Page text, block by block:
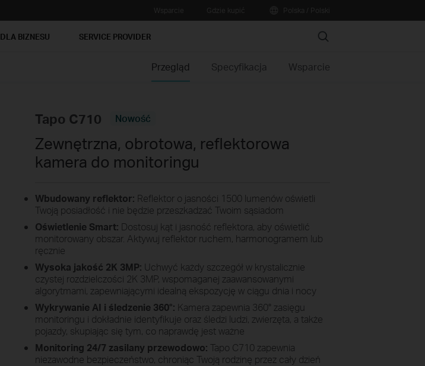
DLA BIZNESU SERVICE PROVIDER Search
Przegląd Specyfikacja Wsparcie
Tapo C710 Nowość
Zewnętrzna, obrotowa, reflektorowa
kamera do monitoringu
Wbudowany reflektor: Reflektor o jasności 1500 lumenów oświetli
Twoją posiadłość i nie będzie przeszkadzać Twoim sąsiadom
Oświetlenie Smart: Dostosuj kąt i jasność reflektora, aby oświetlić
monitorowany obszar. Aktywuj reflektor ruchem, harmonogramem lub
ręcznie
Wysoka jakość 2K 3MP: Uchwyć każdy szczegół w krystalicznie
czystej rozdzielczości 2K 3MP, wspomaganej zaawansowanymi
algorytmami, zapewniającymi idealną ekspozycję w ciągu dnia i nocy
Wykrywanie AI i śledzenie 360°: Kamera zapewnia 360° zasięgu
monitoringu i dokładnie identyfikuje oraz śledzi ludzi, zwierzęta, a także
pojazdy, skupiając się tym, co naprawdę jest ważne
Monitoring 24/7 zasilany przewodowo: Tapo C710 zapewnia
niezawodne bezpieczeństwo, chroniąc Twoją rodzinę przez cały dzień